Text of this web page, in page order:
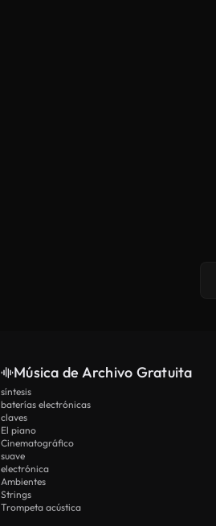
Música de Archivo Gratuita
síntesis
baterías electrónicas
claves
El piano
Cinematográfico
suave
electrónica
Ambientes
Strings
Trompeta acústica